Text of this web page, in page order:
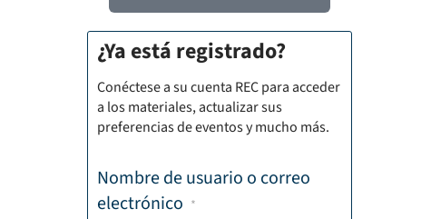
¿Ya está registrado?
Conéctese a su cuenta REC para acceder
a los materiales, actualizar sus
preferencias de eventos y mucho más.
Nombre de usuario o correo
electrónico *